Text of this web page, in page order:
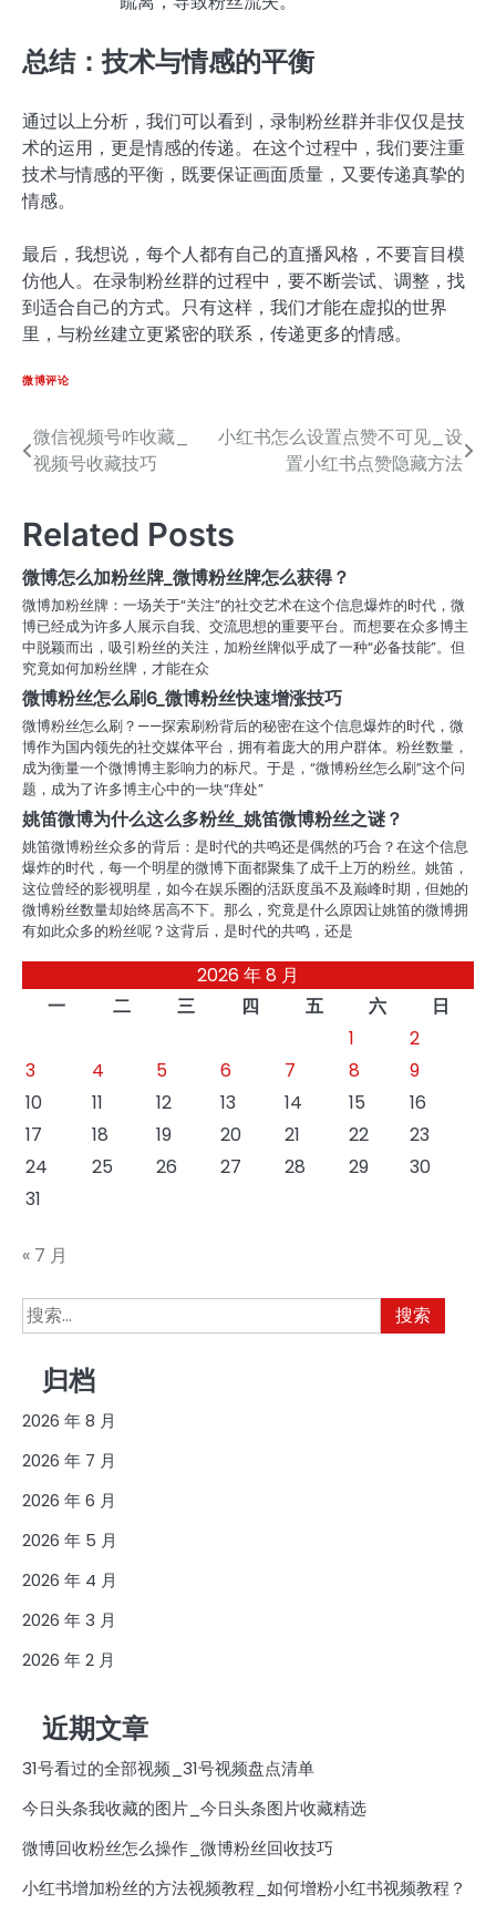
总结：技术与情感的平衡
通过以上分析，我们可以看到，录制粉丝群并非仅仅是技
术的运用，更是情感的传递。在这个过程中，我们要注重
技术与情感的平衡，既要保证画面质量，又要传递真挚的
情感。
最后，我想说，每个人都有自己的直播风格，不要盲目模
仿他人。在录制粉丝群的过程中，要不断尝试、调整，找
到适合自己的方式。只有这样，我们才能在虚拟的世界
里，与粉丝建立更紧密的联系，传递更多的情感。
微博评论
文
章
导
航
微信视频号咋收藏_
视频号收藏技巧
小红书怎么设置点赞不可见_设
置小红书点赞隐藏方法
Related Posts
微博怎么加粉丝牌_微博粉丝牌怎么获得？
微博加粉丝牌：一场关于“关注”的社交艺术在这个信息爆炸的时代，微
博已经成为许多人展示自我、交流思想的重要平台。而想要在众多博主
中脱颖而出，吸引粉丝的关注，加粉丝牌似乎成了一种“必备技能”。但
究竟如何加粉丝牌，才能在众
微博粉丝怎么刷6_微博粉丝快速增涨技巧
微博粉丝怎么刷？——探索刷粉背后的秘密在这个信息爆炸的时代，微
博作为国内领先的社交媒体平台，拥有着庞大的用户群体。粉丝数量，
成为衡量一个微博博主影响力的标尺。于是，“微博粉丝怎么刷”这个问
题，成为了许多博主心中的一块“痒处”
姚笛微博为什么这么多粉丝_姚笛微博粉丝之谜？
姚笛微博粉丝众多的背后：是时代的共鸣还是偶然的巧合？在这个信息
爆炸的时代，每一个明星的微博下面都聚集了成千上万的粉丝。姚笛，
这位曾经的影视明星，如今在娱乐圈的活跃度虽不及巅峰时期，但她的
微博粉丝数量却始终居高不下。那么，究竟是什么原因让姚笛的微博拥
有如此众多的粉丝呢？这背后，是时代的共鸣，还是
2026 年 8 月
一
二 三 四 五 六
日
1
2
3
4 5 6 7 8
9
10
11 12 13 14 15
16
17
18 19 20 21 22
23
24
25 26 27 28 29
30
31
« 7 月
搜
索：
归档
2026 年 8 月
2026 年 7 月
2026 年 6 月
2026 年 5 月
2026 年 4 月
2026 年 3 月
2026 年 2 月
近期文章
31号看过的全部视频_31号视频盘点清单
今日头条我收藏的图片_今日头条图片收藏精选
微博回收粉丝怎么操作_微博粉丝回收技巧
小红书增加粉丝的方法视频教程_如何增粉小红书视频教程？